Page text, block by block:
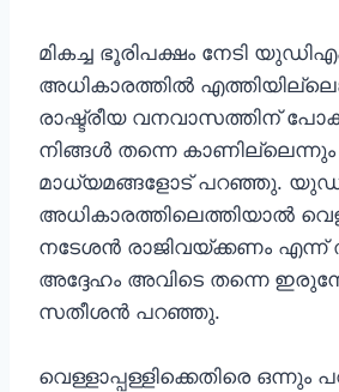
മികച്ച ഭൂരിപക്ഷം നേടി
അധികാരത്തില്‍
രാഷ്ട്രീയ വനവാസത്തിന്
നിങ്ങള്‍ തന്നെ
മാധ്യമങ്ങളോട് പറഞ്ഞു.
അധികാരത്തിലെത്തിയാല്‍
നടേശന്‍ രാജിവയ്ക്കണം എന്ന്
അദ്ദേഹം അവിടെ തന്നെ
സതീശന്‍ പറഞ്ഞു.
വെള്ളാപ്പള്ളിക്കെതിരെ ഒന്നും